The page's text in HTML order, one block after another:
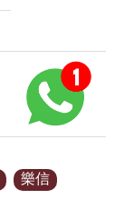
樂信